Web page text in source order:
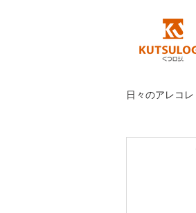
日々のアレコレ